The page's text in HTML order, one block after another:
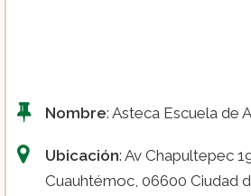
Nombre: Asteca Escuela de
Ubicación: Av Chapultepec
Cuauhtémoc, 06600 Ciudad